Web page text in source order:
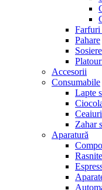
Farfuri
Pahare
Sosiere
Accesorii
Consumabile
Lapte
Ceaiuri
Zahar
Aparatură